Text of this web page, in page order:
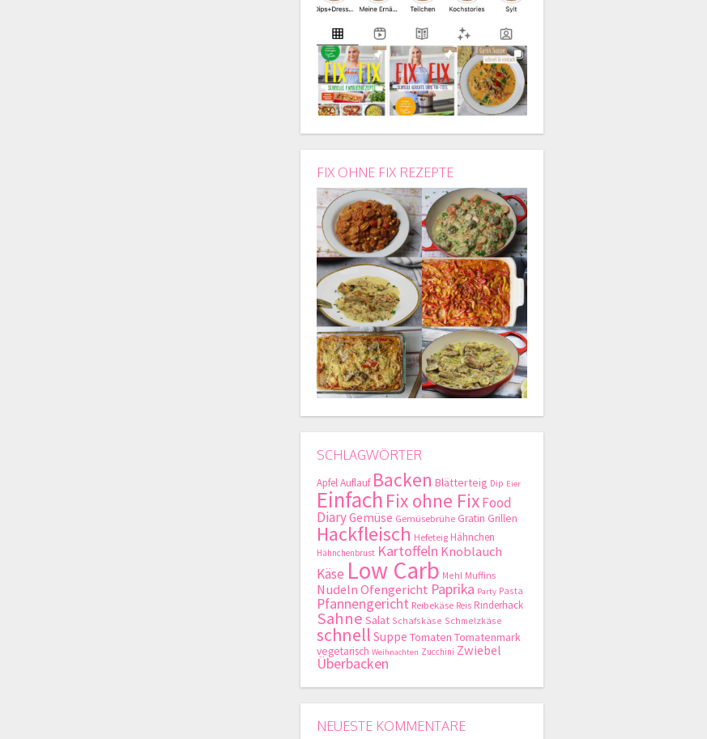
FIX OHNE FIX REZEPTE
SCHLAGWÖRTER
ApfelAuflauf Backen Blätterteig Dip Eier
Einfach Fix ohne FixFood
DiaryGemüse Gemüsebrühe Gratin Grillen
Hackfleisch Hefeteig Hähnchen
Hähnchenbrust Kartoffeln Knoblauch
Käse Low Carb Mehl Muffins
NudelnOfengericht Paprika Party Pasta
Pfannengericht Reibekäse Reis Rinderhack
Sahne Salat Schafskäse Schmelzkäse
schnell Suppe Tomaten Tomatenmark
vegetarisch Weihnachten Zucchini Zwiebel
Überbacken
NEUESTE KOMMENTARE